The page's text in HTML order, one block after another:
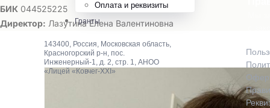
Оплата и реквизиты
Гранты
БИК 044525225
Директор: Лазутина Елена Валентиновна
143400, Россия, Московская область,
Красногорский р-н, пос.
Инженерный-1, д. 2, стр. 1, АНОО
«Лицей «Ковчег-XXI»